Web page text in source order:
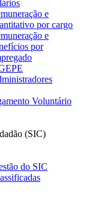
e
por cargo
e
por
Voluntário
(SIC)
do SIC